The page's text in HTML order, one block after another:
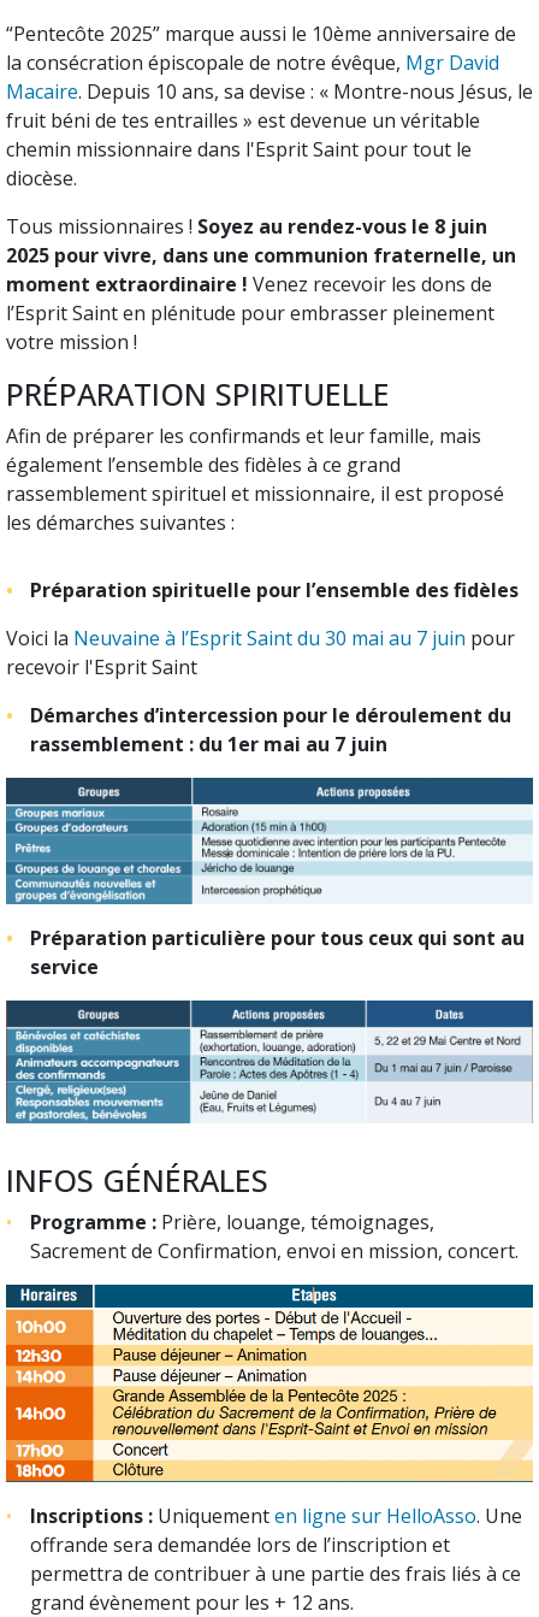
“Pentecôte 2025” marque aussi le 10ème anniversaire de
la consécration épiscopale de notre évêque, Mgr David
Macaire. Depuis 10 ans, sa devise : « Montre-nous Jésus, le
fruit béni de tes entrailles » est devenue un véritable
chemin missionnaire dans l'Esprit Saint pour tout le
diocèse.
Tous missionnaires ! Soyez au rendez-vous le 8 juin
2025 pour vivre, dans une communion fraternelle, un
moment extraordinaire ! Venez recevoir les dons de
l’Esprit Saint en plénitude pour embrasser pleinement
votre mission !
PRÉPARATION SPIRITUELLE
Afin de préparer les confirmands et leur famille, mais
également l’ensemble des fidèles à ce grand
rassemblement spirituel et missionnaire, il est proposé
les démarches suivantes :
Préparation spirituelle pour l’ensemble des fidèles
Voici la Neuvaine à l’Esprit Saint du 30 mai au 7 juin pour
recevoir l'Esprit Saint
Démarches d’intercession pour le déroulement du
rassemblement : du 1er mai au 7 juin
Préparation particulière pour tous ceux qui sont au
service
INFOS GÉNÉRALES
Programme : Prière, louange, témoignages,
Sacrement de Confirmation, envoi en mission, concert.
Inscriptions : Uniquementen ligne sur HelloAsso. Une
offrande sera demandée lors de l’inscription et
permettra de contribuer à une partie des frais liés à ce
grand évènement pour les + 12 ans.